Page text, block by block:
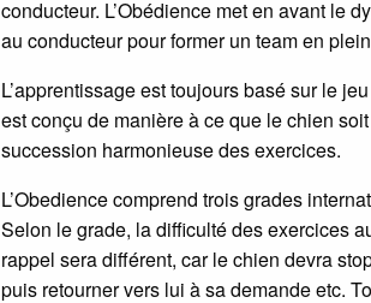
conducteur. L’Obédience met en avant le
au conducteur pour former un team en
L’apprentissage est toujours basé sur le
est conçu de manière à ce que le chien
succession harmonieuse des exercices.
L’Obedience comprend trois grades
Selon le grade, la difficulté des exercices
rappel sera différent, car le chien devra
puis retourner vers lui à sa demande etc.